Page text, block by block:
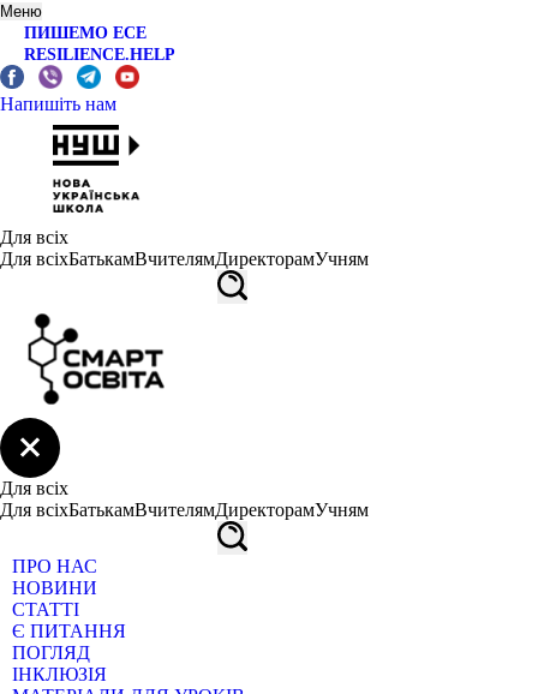
Меню
ПИШЕМО ЕСЕ
RESILIENCE.HELP
Напишіть нам
Для всіх
Для всіхБатькамВчителямДиректорамУчням
Для всіх
Для всіхБатькамВчителямДиректорамУчням
ПРО НАС
НОВИНИ
СТАТТІ
Є ПИТАННЯ
ПОГЛЯД
ІНКЛЮЗІЯ